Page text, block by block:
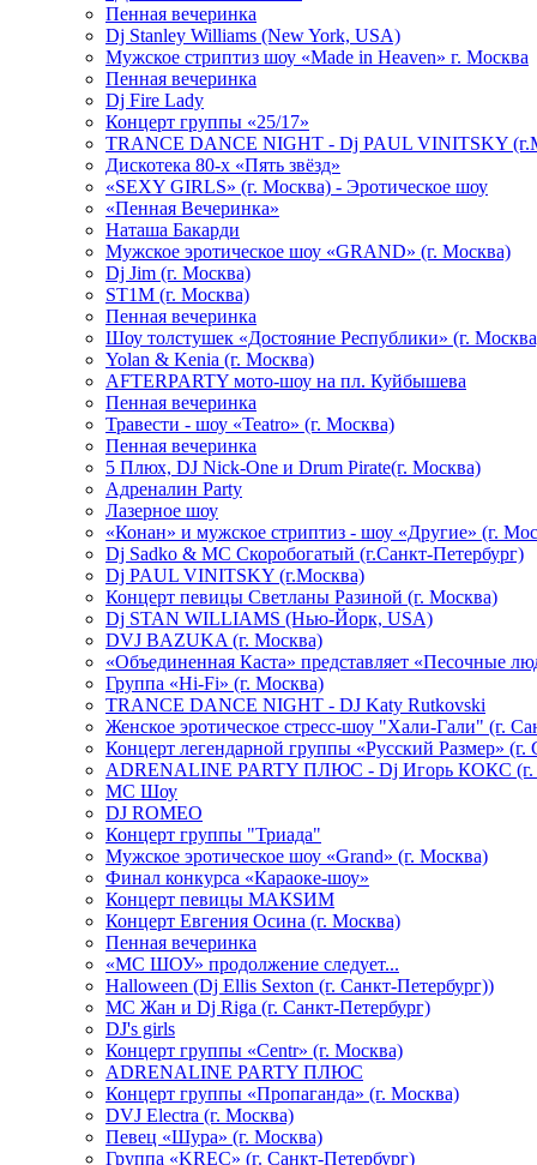
Пенная вечеринка
Dj Stanley Williams (New York, USA)
Мужское стриптиз шоу «Made in Heaven» г. Москва
Пенная вечеринка
Dj Fire Lady
Концерт группы «25/17»
TRANCE DANCE NIGHT - Dj PAUL VINITSKY
Дискотека 80-х «Пять звёзд»
«SEXY GIRLS» (г. Москва) - Эротическое шоу
«Пенная Вечеринка»
Hаташа Бакарди
Мужское эротическое шоу «GRAND» (г. Москва)
Dj Jim (г. Москва)
ST1M (г. Москва)
Пенная вечеринка
Шоу толстушек «Достояние Республики» (г.
Yolan & Kenia (г. Москва)
AFTERPARTY мото-шоу на пл. Куйбышева
Пенная вечеринка
Травести - шоу «Teatro» (г. Москва)
Пенная вечеринка
5 Плюх, DJ Nick-One и Drum Pirate(г. Москва)
Адреналин Party
Лазерное шоу
«Конан» и мужское стриптиз - шоу «Другие» (г.
Dj Sadko & МС Скоробогатый (г.Санкт-Петербург)
Dj PAUL VINITSKY (г.Москва)
Концерт певицы Светланы Разиной (г. Москва)
Dj STAN WILLIAMS (Нью-Йорк, USA)
DVJ BAZUKA (г. Москва)
«Объединенная Каста» представляет «Песочные
Группа «Hi-Fi» (г. Москва)
TRANCE DANCE NIGHT - DJ Katy Rutkovski
Женское эротическое стресс-шоу "Хали-Гали" (г.
Концерт легендарной группы «Русский Размер» (г.
ADRENALINE PARTY ПЛЮС - Dj Игорь КОКС (г.
MC Шоу
DJ ROMEO
Концерт группы "Триада"
Мужское эротическое шоу «Grand» (г. Москва)
Финал конкурса «Караоке-шоу»
Концерт певицы МАКSИМ
Концерт Евгения Осина (г. Москва)
Пенная вечеринка
«МС ШОУ» продолжение следует...
Halloween (Dj Ellis Sexton (г. Санкт-Петербург))
МС Жан и Dj Riga (г. Санкт-Петербург)
DJ's girls
Концерт группы «Centr» (г. Москва)
ADRENALINE PARTY ПЛЮС
Концерт группы «Пропаганда» (г. Москва)
DVJ Electra (г. Москва)
Певец «Шура» (г. Москва)
Группа «KREC» (г. Санкт-Петербург)